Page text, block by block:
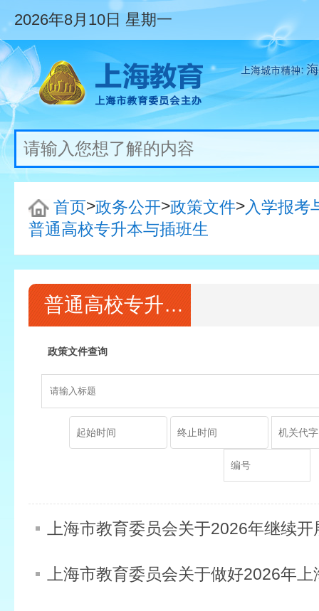
2026年8月10日 星期一
首页>政务公开>政策文件>入学报考
普通高校专升本与插班生
普通高校专升本与插班生
政策文件查询